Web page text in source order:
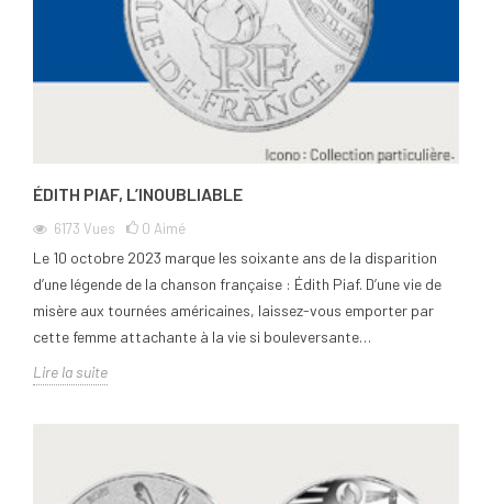
ÉDITH PIAF, L’INOUBLIABLE
6173 Vues 0 Aimé
Le 10 octobre 2023 marque les soixante ans de la disparition
d’une légende de la chanson française : Édith Piaf. D’une vie de
misère aux tournées américaines, laissez-vous emporter par
cette femme attachante à la vie si bouleversante…
Lire la suite